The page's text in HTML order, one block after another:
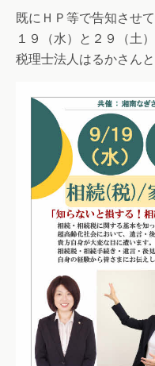
既にＨＰ等で告知させ
１９（水）と２９（土
税理士法人はるかさんと